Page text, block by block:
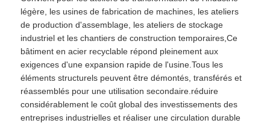
Demandez un devis
Structure en acier préfabriqué
Entrepôt de structure en acier
légère, les usines de fabrication de machines, les ateliers
de production d'assemblage, les ateliers de stockage
industriel et les chantiers de construction temporaires,Ce
bâtiment en acier recyclable répond pleinement aux
exigences d'une expansion rapide de l'usine.Tous les
éléments structurels peuvent être démontés, transférés et
réassemblés pour une utilisation secondaire.réduire
considérablement le coût global des investissements des
entreprises industrielles et réaliser une circulation durable